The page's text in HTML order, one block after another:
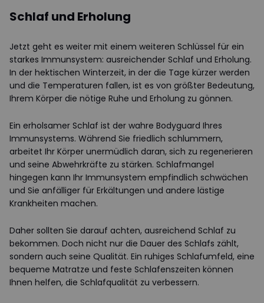
Schlaf und Erholung
Jetzt geht es weiter mit einem weiteren Schlüssel für ein
starkes Immunsystem: ausreichender Schlaf und Erholung.
In der hektischen Winterzeit, in der die Tage kürzer werden
und die Temperaturen fallen, ist es von größter Bedeutung,
Ihrem Körper die nötige Ruhe und Erholung zu gönnen.
Ein erholsamer Schlaf ist der wahre Bodyguard Ihres
Immunsystems. Während Sie friedlich schlummern,
arbeitet Ihr Körper unermüdlich daran, sich zu regenerieren
und seine Abwehrkräfte zu stärken. Schlafmangel
hingegen kann Ihr Immunsystem empfindlich schwächen
und Sie anfälliger für Erkältungen und andere lästige
Krankheiten machen.
Daher sollten Sie darauf achten, ausreichend Schlaf zu
bekommen. Doch nicht nur die Dauer des Schlafs zählt,
sondern auch seine Qualität. Ein ruhiges Schlafumfeld, eine
bequeme Matratze und feste Schlafenszeiten können
Ihnen helfen, die Schlafqualität zu verbessern.